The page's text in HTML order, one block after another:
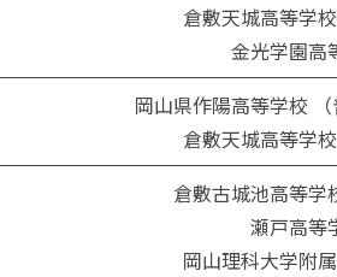
倉敷天城高等学
金光学園高
岡山県作陽高等学校
倉敷天城高等学
倉敷古城池高等学
瀬戸高等
岡山理科大学附